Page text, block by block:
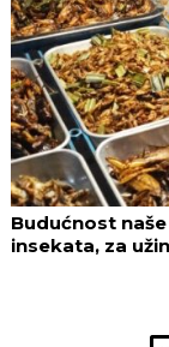
Budućnost
insekata, za